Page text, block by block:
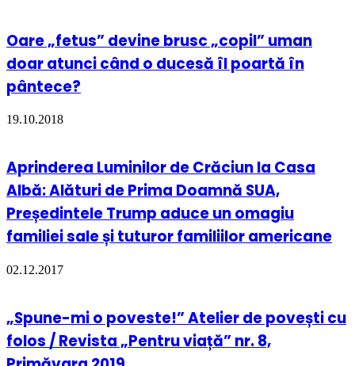
Oare „fetus” devine brusc „copil” uman
doar atunci când o ducesă îl poartă în
pântece?
19.10.2018
Aprinderea Luminilor de Crăciun la Casa
Albă: Alături de Prima Doamnă SUA,
Președintele Trump aduce un omagiu
familiei sale și tuturor familiilor americane
02.12.2017
„Spune-mi o poveste!” Atelier de povești cu
folos / Revista „Pentru viață” nr. 8,